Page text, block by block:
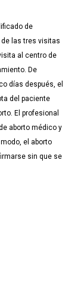
de
las tres visitas
al centro de
De
días después, el
del paciente
El profesional
aborto médico y
el aborto
sin que se